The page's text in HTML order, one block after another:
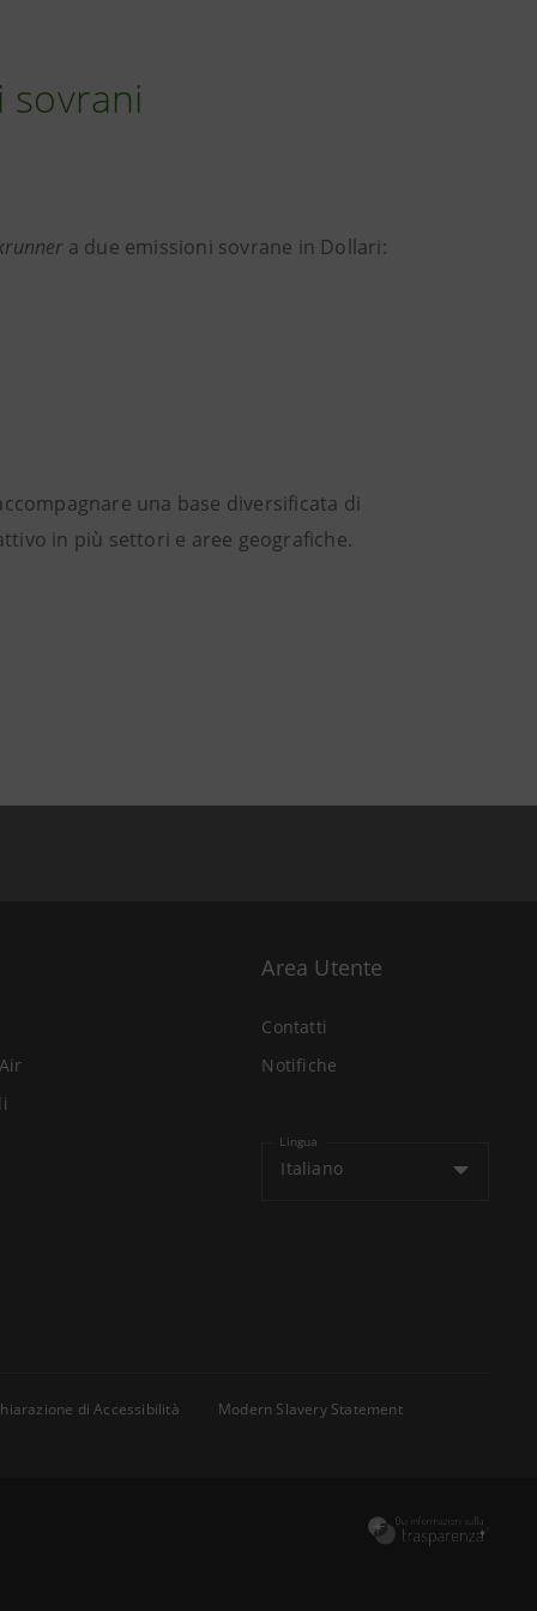
sovrani
a due emissioni sovrane in Dollari:
una base diversificata di
in più settori e aree geografiche.
Area Utente
Contatti
Notifiche
Lingua
Italiano
di Accessibilità
Modern Slavery Statement